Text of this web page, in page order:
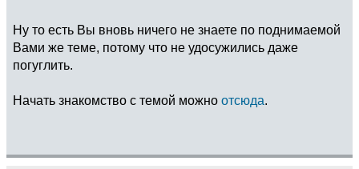
Ну то есть Вы вновь ничего не знаете по поднимаемой
Вами же теме, потому что не удосужились даже
погуглить.
Начать знакомство с темой можно отсюда.